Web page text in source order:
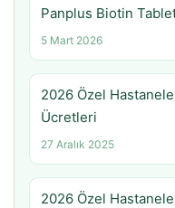
Panplus Biotin
5 Mart 2026
2026 Özel
Ücretleri
27 Aralık 2025
2026 Özel